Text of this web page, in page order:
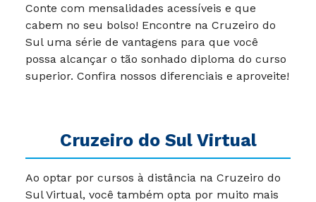
Conte com mensalidades acessíveis e que
cabem no seu bolso! Encontre na Cruzeiro do
Sul uma série de vantagens para que você
possa alcançar o tão sonhado diploma do curso
superior. Confira nossos diferenciais e aproveite!
Cruzeiro do Sul Virtual
Ao optar por cursos à distância na Cruzeiro do
Sul Virtual, você também opta por muito mais